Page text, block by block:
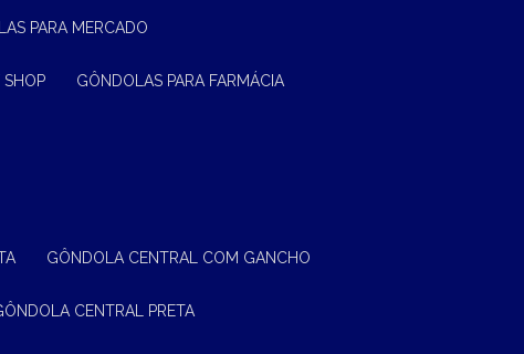
PARA MERCADO
SHOP GÔNDOLAS PARA FARMÁCIA
GÔNDOLA CENTRAL COM GANCHO
GÔNDOLA CENTRAL PRETA